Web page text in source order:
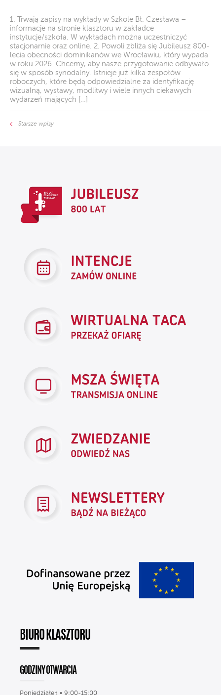
1. Trwają zapisy na wykłady w Szkole Bł. Czesława –
informacje na stronie klasztoru w zakładce
instytucje/szkoła. W wykładach można uczestniczyć
stacjonarnie oraz online. 2. Powoli zbliża się Jubileusz 800-
lecia obecności dominikanów we Wrocławiu, który wypada
w roku 2026. Chcemy, aby nasze przygotowanie odbywało
się w sposób synodalny. Istnieje już kilka zespołów
roboczych, które będą odpowiedzialne za identyfikację
wizualną, wystawy, modlitwy i wiele innych ciekawych
wydarzeń mających […]
Starsze wpisy
BIURO KLASZTORU
GODZINY OTWARCIA
Poniedziałek • 9:00-15:00